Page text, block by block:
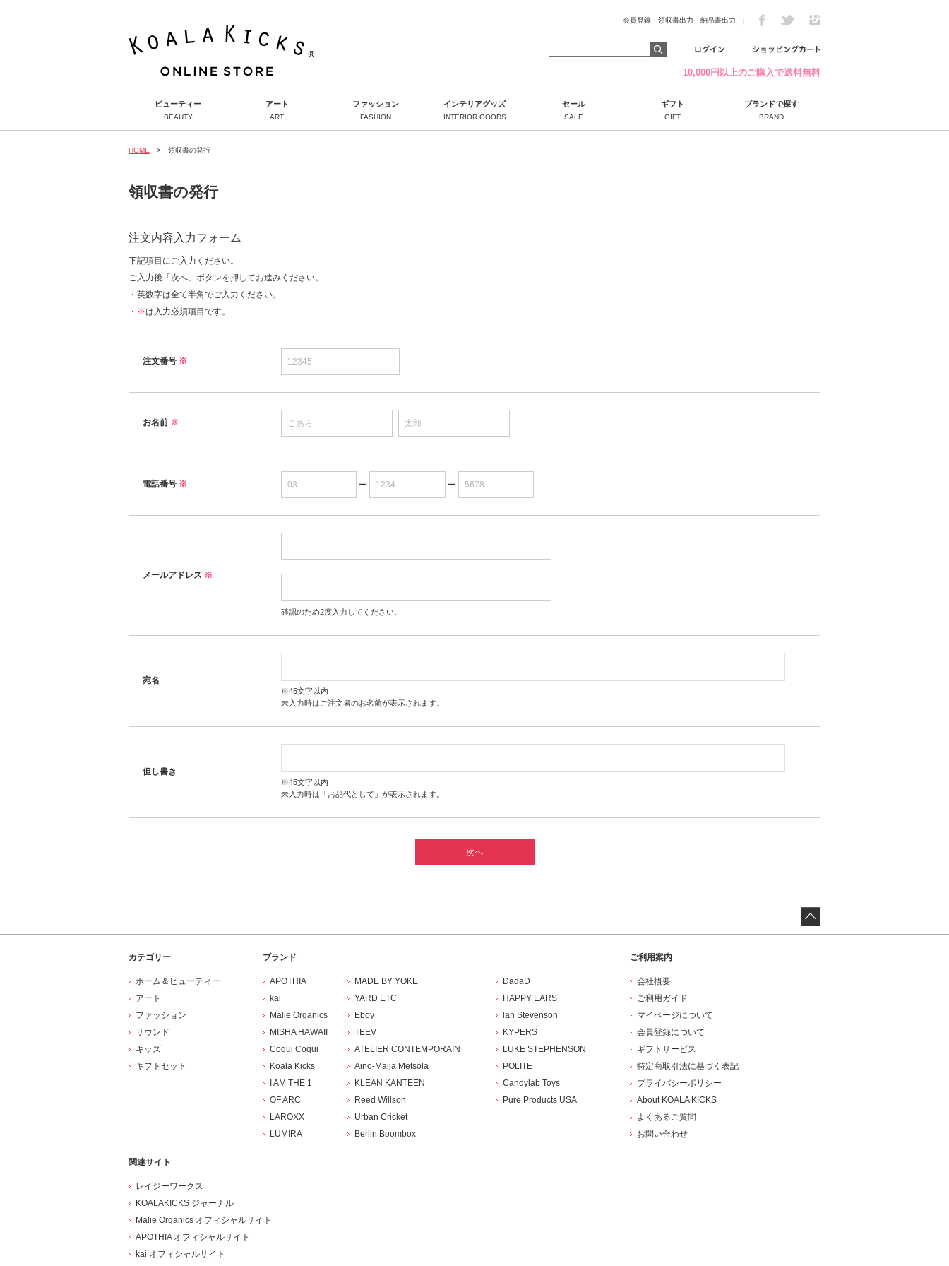
会員登録 領収書出力 納品書出力 |
10,000円以上のご購入で送料無料
ビューティー
BEAUTY
アート
ART
ファッション
FASHION
インテリアグッズ
INTERIOR GOODS
セール
SALE
ギフト
GIFT
ブランドで探す
BRAND
HOME > 領収書の発行
領収書の発行
注文内容入力フォーム
下記項目にご入力ください。
ご入力後「次へ」ボタンを押してお進みください。
・英数字は全て半角でご入力ください。
・ ※は入力必須項目です。
注文番号 ※
お名前 ※
電話番号 ※ ー ー
メールアドレス ※
確認のため2度入力してください。
宛名
※45文字以内
未入力時はご注文者のお名前が表示されます。
但し書き
※45文字以内
未入力時は「お品代として」が表示されます。
カテゴリー
ホーム＆ビューティー
アート
ファッション
サウンド
キッズ
ギフトセット
ブランド
APOTHIA
kai
Malie Organics
MISHA HAWAII
Coqui Coqui
Koala Kicks
I AM THE 1
OF ARC
LAROXX
LUMIRA
MADE BY YOKE
YARD ETC
Eboy
TEEV
ATELIER CONTEMPORAIN
Aino-Maija Metsola
KLEAN KANTEEN
Reed Willson
Urban Cricket
Berlin Boombox
DadaD
HAPPY EARS
lan Stevenson
KYPERS
LUKE STEPHENSON
POLITE
Candylab Toys
Pure Products USA
ご利用案内
会社概要
ご利用ガイド
マイページについて
会員登録について
ギフトサービス
特定商取引法に基づく表記
プライバシーポリシー
About KOALA KICKS
よくあるご質問
お問い合わせ
関連サイト
レイジーワークス
KOALAKICKS ジャーナル
Malie Organics オフィシャルサイト
APOTHIA オフィシャルサイト
kai オフィシャルサイト